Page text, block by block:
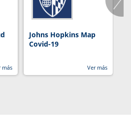
más
Johns Hopkins Map
Covid-19
Ver más